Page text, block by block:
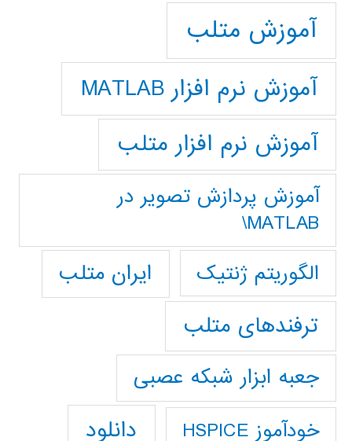
آموزش متلب
آموزش نرم افزار MATLAB
آموزش نرم افزار متلب
آموزش پردازش تصوير در
MATLAB\
الگوریتم ژنتیک
ایران متلب
ترفندهای متلب
جعبه ابزار شبکه عصبی
خودآموز HSPICE دانلود